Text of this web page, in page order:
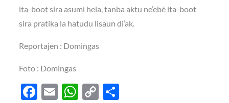
ita-boot sira asumi hela, tanba aktu ne’ebé ita-boot
sira pratika la hatudu lisaun di’ak.
Reportajen : Domingas
Foto : Domingas
F
E
W C